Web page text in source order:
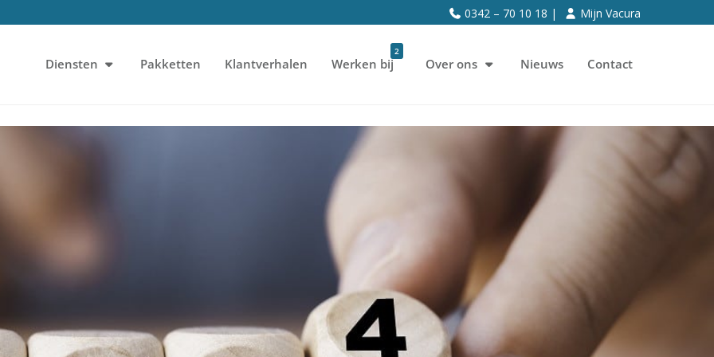
0342 – 70 10 18 | Mijn Vacura
Diensten Pakketten Klantverhalen Werken bij
2
Over ons Nieuws Contact